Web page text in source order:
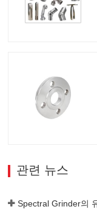
관련 뉴스
Spectral Grinder의